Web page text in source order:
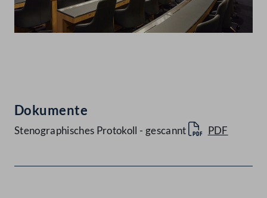
Dokumente
Stenographisches Protokoll - gescannt PDF